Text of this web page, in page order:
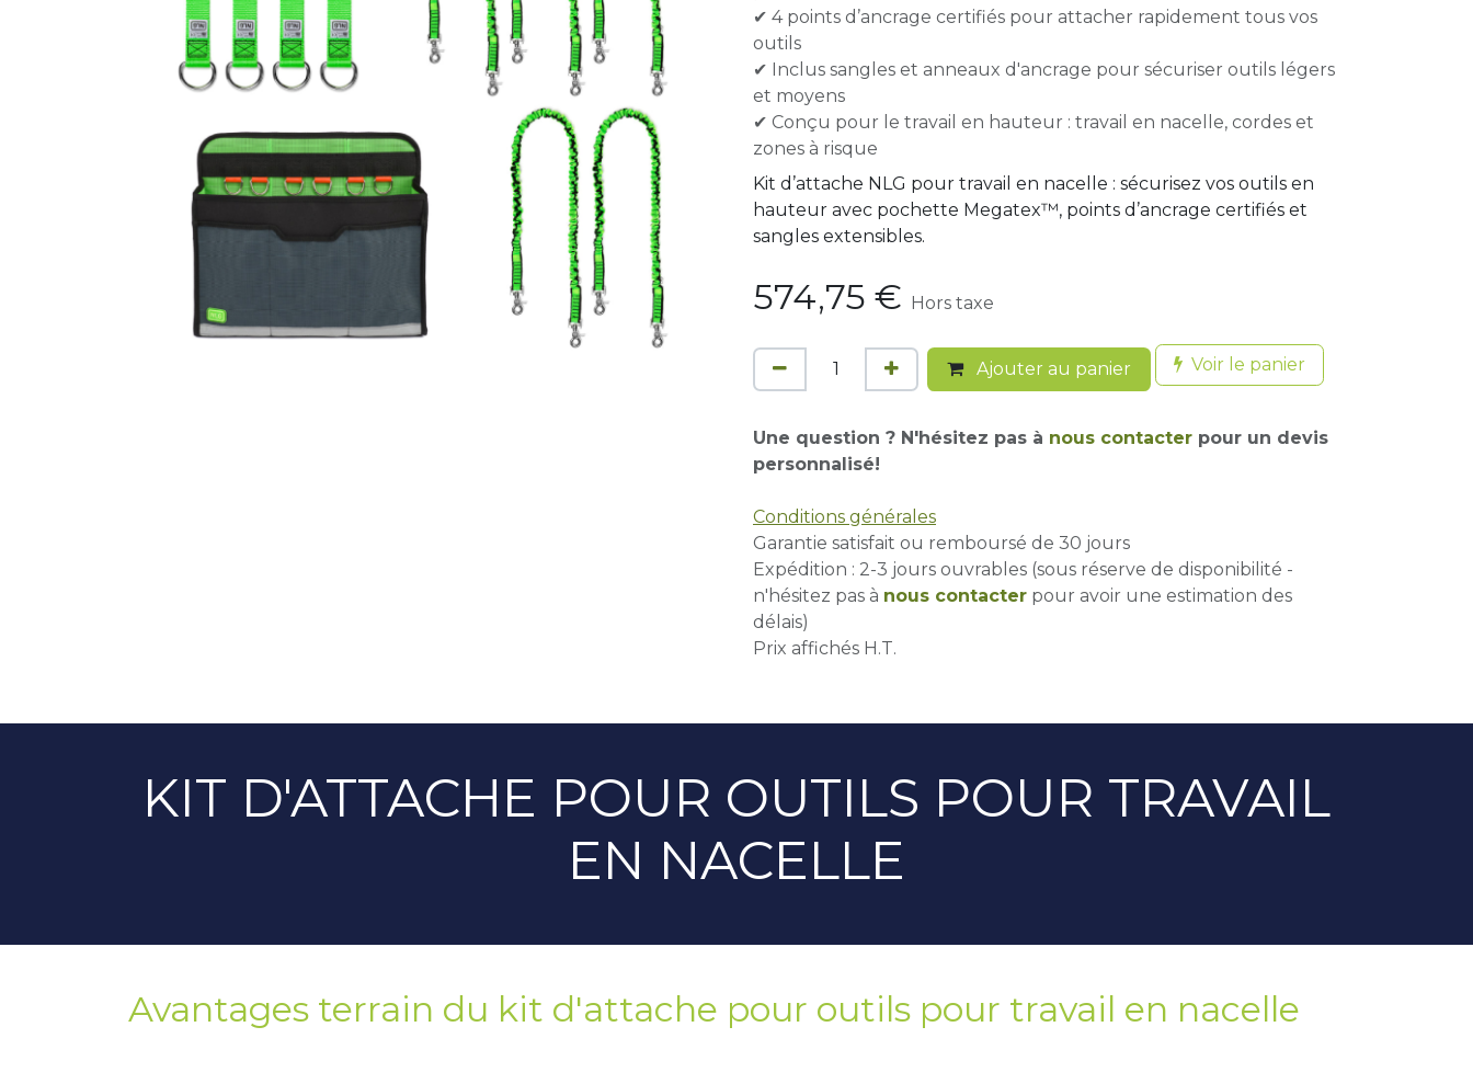
✔ 4 points d’ancrage certifiés pour attacher rapidement tous vos
outils
✔ Inclus sangles et anneaux d'ancrage pour sécuriser outils légers
et moyens
✔ Conçu pour le travail en hauteur : travail en nacelle, cordes et
zones à risque
Kit d’attache NLG pour travail en nacelle : sécurisez vos outils en
hauteur avec pochette Megatex™, points d’ancrage certifiés et
sangles extensibles.
574,75 € Hors taxe
Ajouter au panier Voir le panier
Une question ? N'hésitez pas à nous contacter pour un devis
personnalisé!
Conditions générales
Garantie satisfait ou remboursé de 30 jours
Expédition : 2-3 jours ouvrables (sous réserve de disponibilité -
n'hésitez pas à nous contacter pour avoir une estimation des
délais)
Prix affichés H.T.
KIT D'ATTACHE POUR OUTILS POUR TRAVAIL
EN NACELLE
Avantages terrain du kit d'attache pour outils pour travail en nacelle